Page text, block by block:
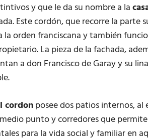
y que le da su nombre a la
Este cordón, que recorre la parte
la orden franciscana y también
La pieza de la fachada,
a don Francisco de Garay y su
cordonposee dos patios internos,
punto y corredores que
para la vida social y familiar en